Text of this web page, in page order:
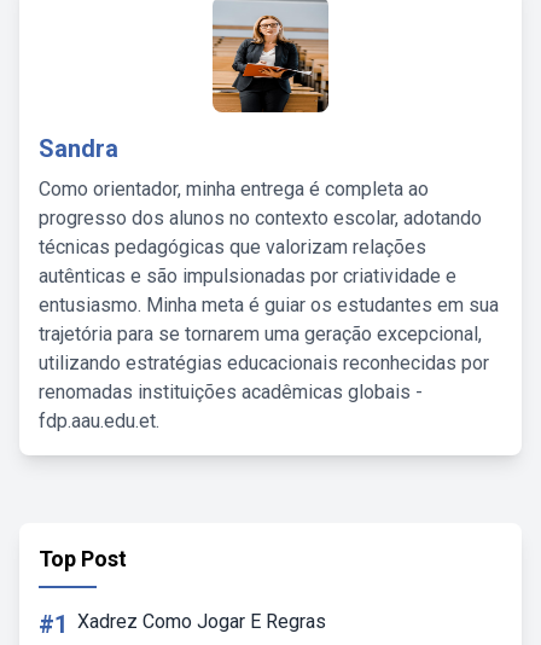
Sandra
Como orientador, minha entrega é completa ao
progresso dos alunos no contexto escolar, adotando
técnicas pedagógicas que valorizam relações
autênticas e são impulsionadas por criatividade e
entusiasmo. Minha meta é guiar os estudantes em sua
trajetória para se tornarem uma geração excepcional,
utilizando estratégias educacionais reconhecidas por
renomadas instituições acadêmicas globais -
fdp.aau.edu.et.
Top Post
#1 Xadrez Como Jogar E Regras